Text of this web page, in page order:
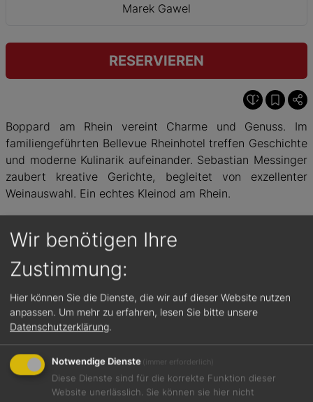
Marek Gawel
RESERVIEREN
Boppard am Rhein vereint Charme und Genuss. Im
familiengeführten Bellevue Rheinhotel treffen Geschichte
und moderne Kulinarik aufeinander. Sebastian Messinger
zaubert kreative Gerichte, begleitet von exzellenter
Weinauswahl. Ein echtes Kleinod am Rhein.
BEWERTUNGEN
von 5 Hauben
Gault&Millau
von 5 Punkten
Wir benötigen Ihre
Zustimmung:
Hier können Sie die Dienste, die wir auf dieser Website nutzen
anpassen. Um mehr zu erfahren, lesen Sie bitte unsere
Datenschutzerklärung.
Notwendige Dienste (immer erforderlich)
Diese Dienste sind für die korrekte Funktion dieser
Website unerlässlich. Sie können sie hier nicht